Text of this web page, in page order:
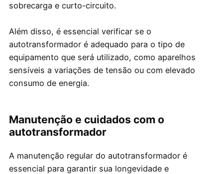
sobrecarga e curto-circuito.
Além disso, é essencial verificar se o
autotransformador é adequado para o tipo de
equipamento que será utilizado, como aparelhos
sensíveis a variações de tensão ou com elevado
consumo de energia.
Manutenção e cuidados com o
autotransformador
A manutenção regular do autotransformador é
essencial para garantir sua longevidade e